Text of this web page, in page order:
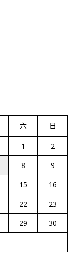
六 日
1
2
8
9
15
16
22
23
29
30